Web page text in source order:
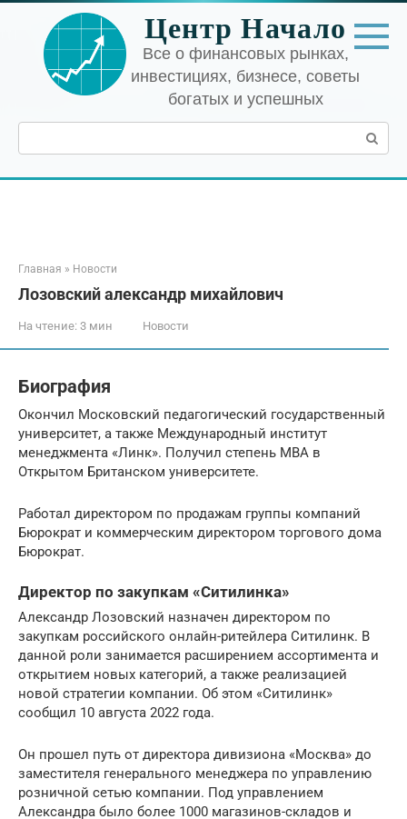
Перейти
контенту
Центр Начало
Все о финансовых рынках,
инвестициях, бизнесе, советы
богатых и успешных
Поиск:
Главная » Новости
Лозовский александр михайлович
На чтение: 3 мин Новости
Биография
Окончил Московский педагогический государственный
университет, а также Международный институт
менеджмента «Линк». Получил степень MBA в
Открытом Британском университете.
Работал директором по продажам группы компаний
Бюрократ и коммерческим директором торгового дома
Бюрократ.
Директор по закупкам «Ситилинка»
Александр Лозовский назначен директором по
закупкам российского онлайн-ритейлера Ситилинк. В
данной роли занимается расширением ассортимента и
открытием новых категорий, а также реализацией
новой стратегии компании. Об этом «Ситилинк»
сообщил 10 августа 2022 года.
Он прошел путь от директора дивизиона «Москва» до
заместителя генерального менеджера по управлению
розничной сетью компании. Под управлением
Александра было более 1000 магазинов-складов и